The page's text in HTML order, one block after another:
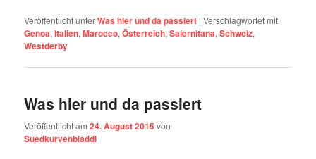
Veröffentlicht unterWas hier und da passiert |Verschlagwortet mit
Genoa,Italien,Marocco,Österreich,Salernitana,Schweiz,
Westderby
Was hier und da passiert
Veröffentlicht am24. August 2015 von
Suedkurvenbladdl